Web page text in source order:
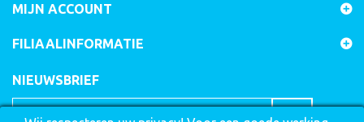
MIJN ACCOUNT
FILIAALINFORMATIE
NIEUWSBRIEF